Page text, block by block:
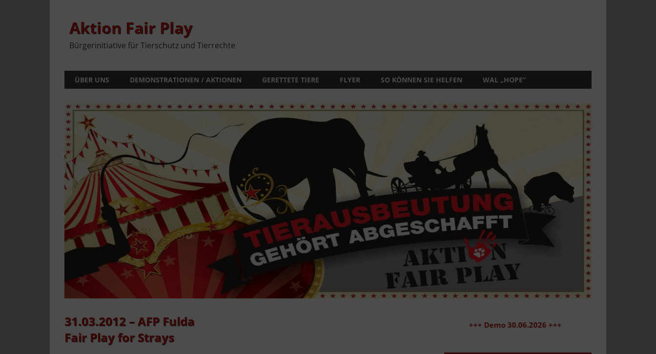
springenAktion Fair Play
Bürgerinitiative für Tierschutz und Tierrechte
ÜBER UNS DEMONSTRATIONEN / AKTIONEN GERETTETE TIERE FLYER SO KÖNNEN SIE HELFEN WAL „HOPE“
31.03.2012 – AFP Fulda
Fair Play for Strays
+++ Demo 30.06.2026 +++